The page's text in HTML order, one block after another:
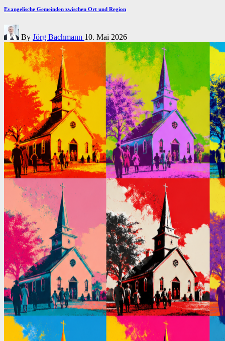
Evangelische Gemeinden zwischen Ort und Region
Posted
by
By Jörg Bachmann 10. Mai 2026